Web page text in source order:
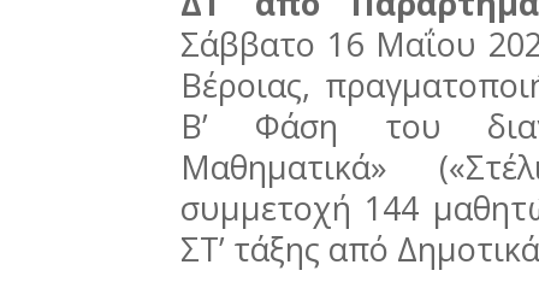
Σάββατο 16 Μαΐου
Βέροιας,
Β’ Φάση του
Μαθηματικά»
συμμετοχή 144
ΣΤ’ τάξης από